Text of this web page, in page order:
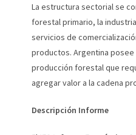
La estructura sectorial se
forestal primario, la
servicios de
productos. Argentina posee
producción forestal que
agregar valor a la cadena
Descripción Informe